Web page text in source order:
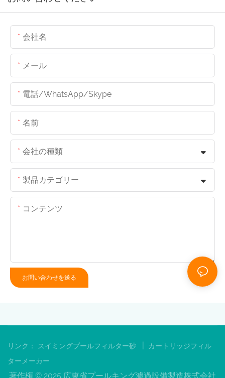
会社名
メール
電話/WhatsApp/Skype
名前
会社の種類
製品カテゴリー
コンテンツ
お問い合わせを送る
リンク： スイミングプールフィルター砂
カートリッジフィル
ターメーカー
著作権 © 2025 広東省プールキング濾過設備製造株式会社